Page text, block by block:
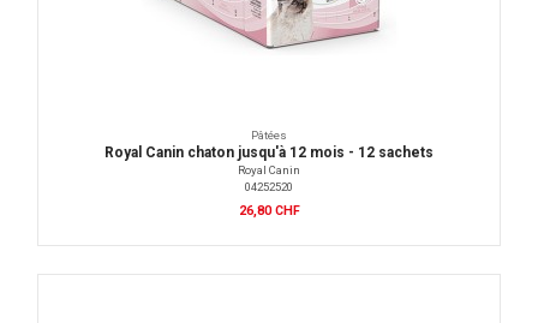
Pâtées
Royal Canin chaton jusqu'à 12 mois - 12 sachets
Royal Canin
04252520
26,80 CHF